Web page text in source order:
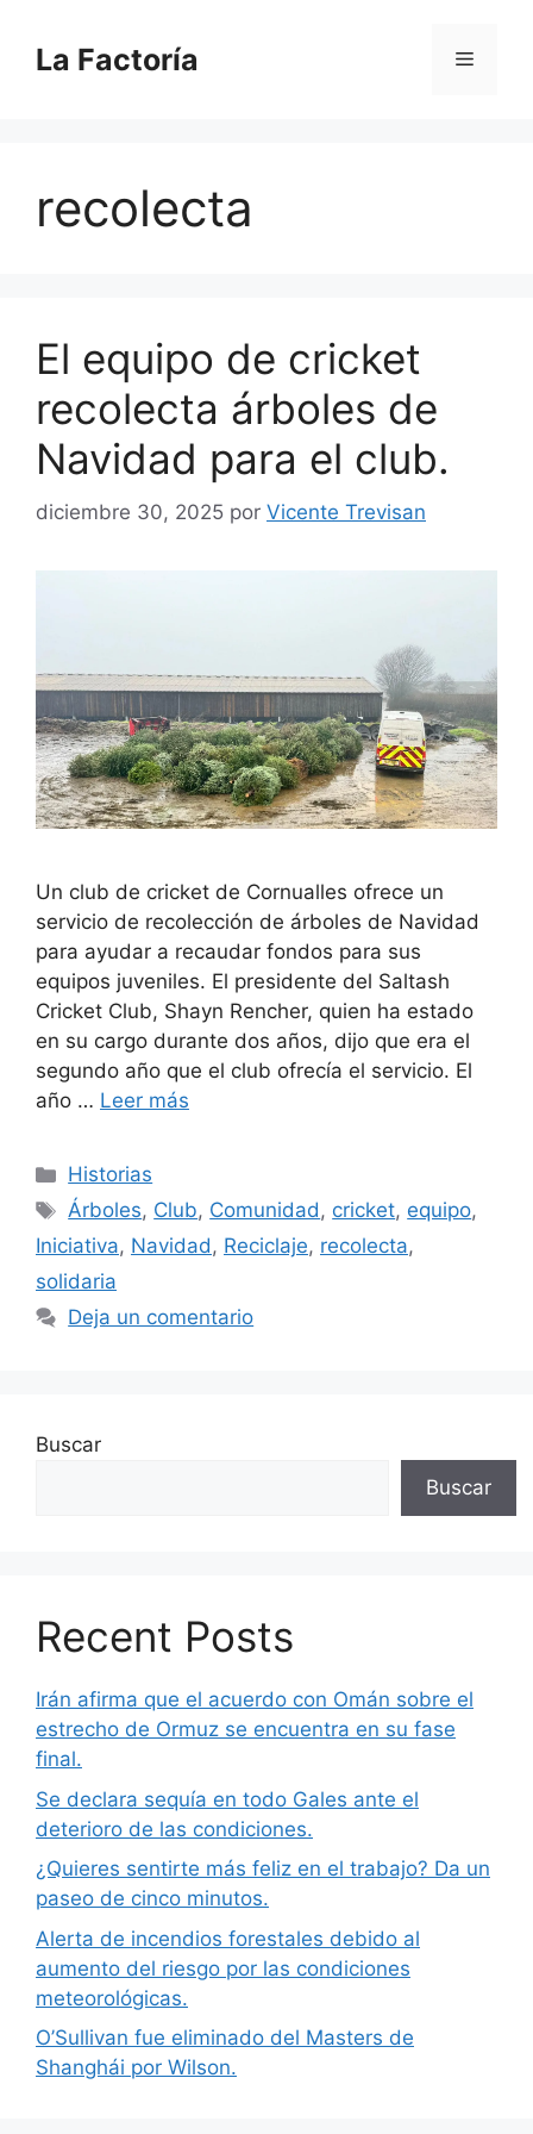
contenido
La Factoría Menú
recolecta
El equipo de cricket
recolecta árboles de
Navidad para el club.
diciembre 30, 2025 por Vicente Trevisan
Un club de cricket de Cornualles ofrece un
servicio de recolección de árboles de Navidad
para ayudar a recaudar fondos para sus
equipos juveniles. El presidente del Saltash
Cricket Club, Shayn Rencher, quien ha estado
en su cargo durante dos años, dijo que era el
segundo año que el club ofrecía el servicio. El
año … Leer más
Categorías
Historias
Etiquetas
Árboles, Club, Comunidad, cricket, equipo,
Iniciativa, Navidad, Reciclaje, recolecta,
solidaria
Deja un comentario
Buscar
Buscar
Recent Posts
Irán afirma que el acuerdo con Omán sobre el
estrecho de Ormuz se encuentra en su fase
final.
Se declara sequía en todo Gales ante el
deterioro de las condiciones.
¿Quieres sentirte más feliz en el trabajo? Da un
paseo de cinco minutos.
Alerta de incendios forestales debido al
aumento del riesgo por las condiciones
meteorológicas.
O’Sullivan fue eliminado del Masters de
Shanghái por Wilson.